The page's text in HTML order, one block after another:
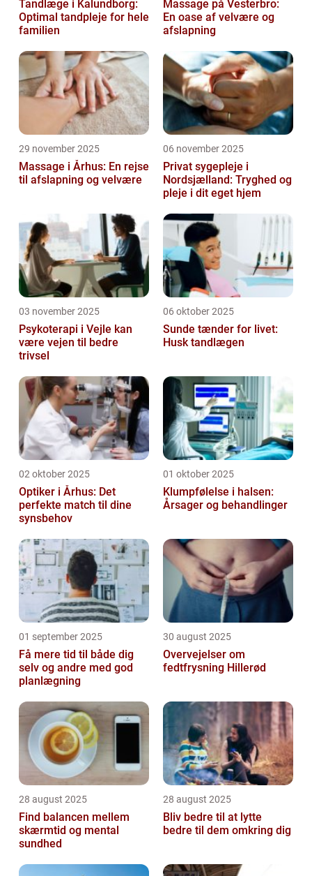
Tandlæge i Kalundborg:
Optimal tandpleje for hele
familien
Massage på Vesterbro:
En oase af velvære og
afslapning
29 november 2025
Massage i Århus: En rejse
til afslapning og velvære
06 november 2025
Privat sygepleje i
Nordsjælland: Tryghed og
pleje i dit eget hjem
03 november 2025
Psykoterapi i Vejle kan
være vejen til bedre
trivsel
06 oktober 2025
Sunde tænder for livet:
Husk tandlægen
02 oktober 2025
Optiker i Århus: Det
perfekte match til dine
synsbehov
01 oktober 2025
Klumpfølelse i halsen:
Årsager og behandlinger
01 september 2025
Få mere tid til både dig
selv og andre med god
planlægning
30 august 2025
Overvejelser om
fedtfrysning Hillerød
28 august 2025
Find balancen mellem
skærmtid og mental
sundhed
28 august 2025
Bliv bedre til at lytte
bedre til dem omkring dig